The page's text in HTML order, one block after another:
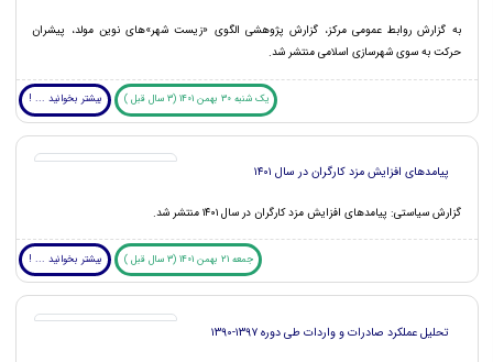
به گزارش روابط عمومی مرکز، گزارش پژوهشی الگوی «زیست شهر»های نوین مولد، پیشران
حرکت به سوی شهرسازی اسلامی منتشر شد.
یک شنبه 30 بهمن 1401 (3 سال قبل ) بیشتر بخوانید ... !
پیامدهای افزایش مزد کارگران در سال ۱۴۰۱
گزارش سیاستی: پیامدهای افزایش مزد کارگران در سال ۱۴۰۱ منتشر شد.
جمعه 21 بهمن 1401 (3 سال قبل ) بیشتر بخوانید ... !
تحلیل عملکرد صادرات و واردات طی دوره ۱۳۹۷-۱۳۹۰